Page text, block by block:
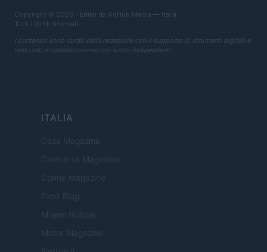
Copyright © 2026 · Edito da AdHub Media — Italia
Tutti i diritti riservati
I contenuti sono curati dalla redazione con il supporto di strumenti digitali e
realizzati in collaborazione con autori indipendenti.
ITALIA
Casa Magazine
Cineverse Magazine
Donne Magazine
Food Blog
Milano Notizie
Motor Magazine